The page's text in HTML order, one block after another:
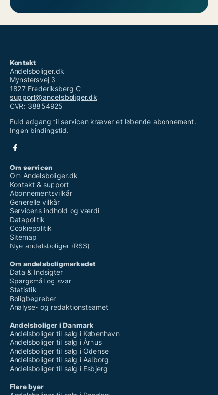
Kontakt
Andelsboliger.dk
Mynstersvej 3
1827 Frederiksberg C
support@andelsboliger.dk
CVR: 38854925
Fuld adgang til servicen kræver et løbende abonnement.
Ingen bindingstid.
Om servicen
Om Andelsboliger.dk
Kontakt & support
Abonnementsvilkår
Generelle vilkår
Servicens indhold og værdi
Datapolitik
Cookiepolitik
Sitemap
Nye andelsboliger (RSS)
Om andelsboligmarkedet
Data & Indsigter
Spørgsmål og svar
Statistik
Boligbegreber
Analyse- og redaktionsteamet
Andelsboliger i Danmark
Andelsboliger til salg i København
Andelsboliger til salg i Århus
Andelsboliger til salg i Odense
Andelsboliger til salg i Aalborg
Andelsboliger til salg i Esbjerg
Flere byer